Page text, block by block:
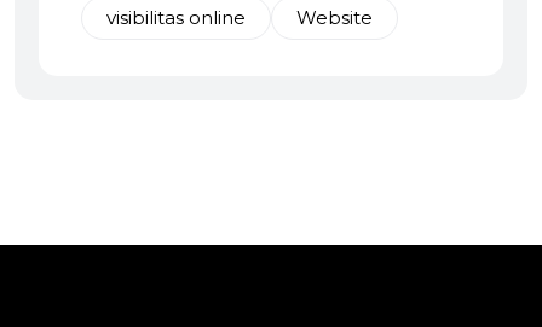
visibilitas online
Website